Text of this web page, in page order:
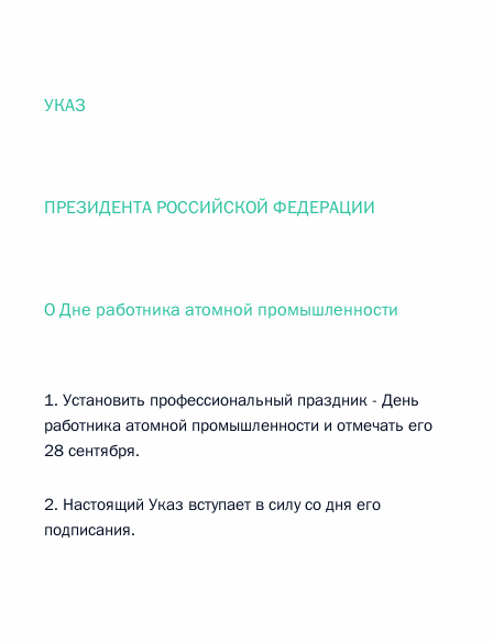
УКАЗ
ПРЕЗИДЕНТА РОССИЙСКОЙ ФЕДЕРАЦИИ
О Дне работника атомной промышленности
1. Установить профессиональный праздник - День
работника атомной промышленности и отмечать его
28 сентября.
2. Настоящий Указ вступает в силу со дня его
подписания.